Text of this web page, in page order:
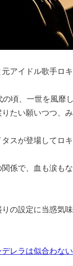
アイドル歌手ロキ
の頃、一世を風靡
たい願いつつ、
スが登場してロ
係で、血も涙も
の設定に当惑気
レラは似合わな